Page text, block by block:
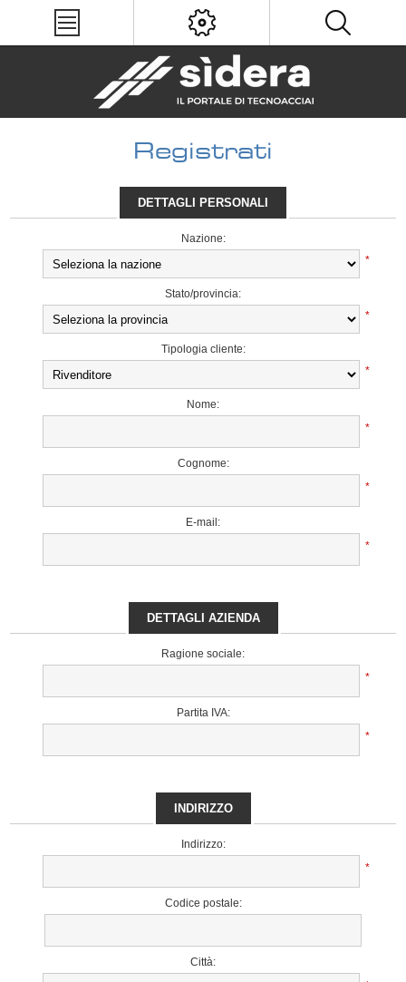
Registrati
DETTAGLI PERSONALI
Nazione:
*
Stato/provincia:
*
Tipologia cliente:
*
Nome:
*
Cognome:
*
E-mail:
*
DETTAGLI AZIENDA
Ragione sociale:
*
Partita IVA:
*
INDIRIZZO
Indirizzo:
*
Codice postale:
Città: